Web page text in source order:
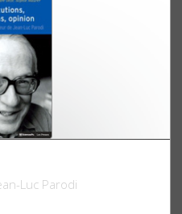
Luc Parodi